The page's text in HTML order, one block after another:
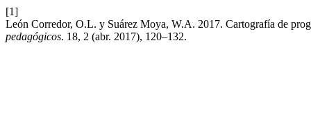
[1]
León Corredor, O.L. y Suárez Moya, W.A. 2017. Cartografía de
pedagógicos. 18, 2 (abr. 2017), 120–132.